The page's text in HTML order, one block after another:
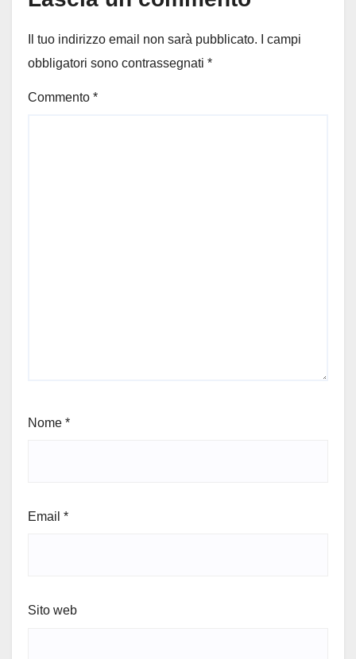
Il tuo indirizzo email non sarà pubblicato.
I campi
obbligatori sono contrassegnati *
Commento *
Nome *
Email *
Sito web